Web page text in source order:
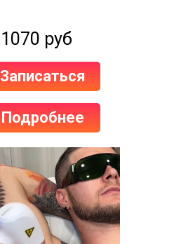
1070 руб
Записаться
Подробнее